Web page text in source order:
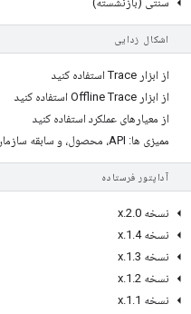
اشکال زدایی
از ابزار Trace استفاده کنید
از ابزار Offline Trace استفاده کنید
از معیارهای عملکرد استفاده کنید
ممیزی ها: API، محصول، و سابقه سازمان
آداپتور فرستاده
نسخه 2 .0
.
x
نسخه 1 .4
.
x
نسخه 1
.3
.
x
نسخه 1
.2
.
x
نسخه 1
.1
.
x